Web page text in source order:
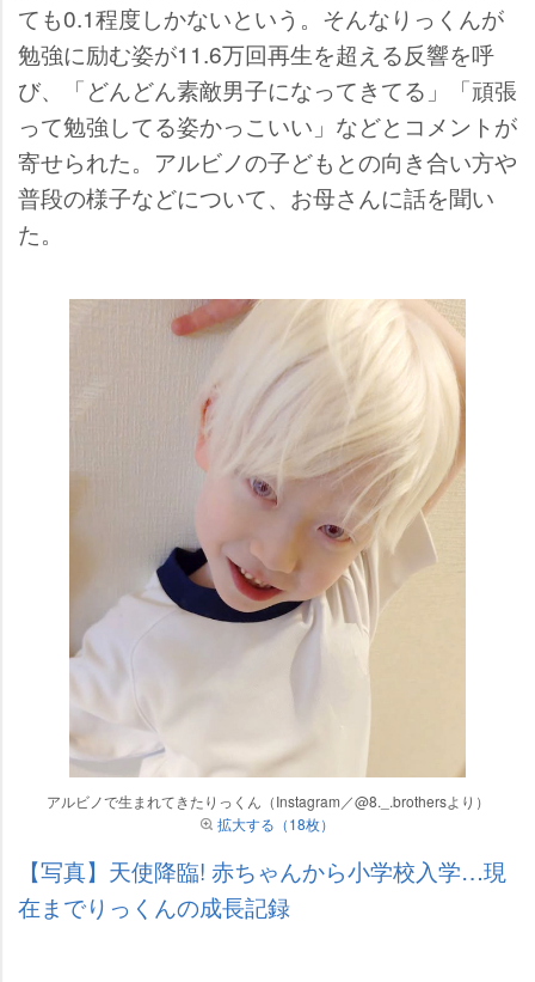
ても0.1程度しかないという。そんなりっくんが
勉強に励む姿が11.6万回再生を超える反響を呼
び、「どんどん素敵男子になってきてる」「頑張
って勉強してる姿かっこいい」などとコメントが
寄せられた。アルビノの子どもとの向き合い方
普段の様子などについて、お母さんに話を聞い
た。
アルビノで生まれてきたりっくん（Instagram／@8._.brothersより）
拡大する（18枚）
【写真】天使降臨! 赤ちゃんから小学校入学…現
在までりっくんの成長記録